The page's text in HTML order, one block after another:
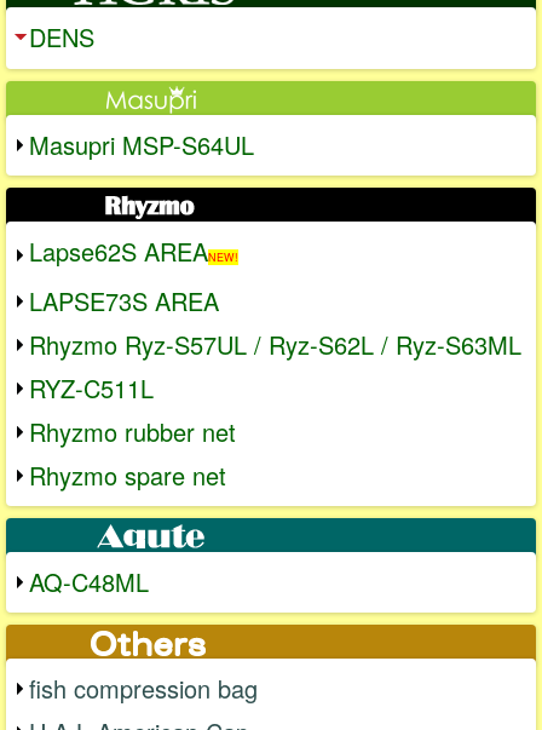
DENS
Masupri MSP-S64UL
Lapse62S AREANEW!
LAPSE73S AREA
Rhyzmo Ryz-S57UL / Ryz-S62L / Ryz-S63ML
RYZ-C511L
Rhyzmo rubber net
Rhyzmo spare net
AQ-C48ML
fish compression bag